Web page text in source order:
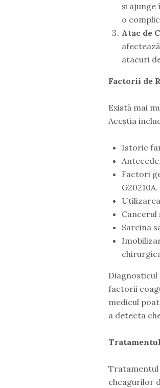
și ajunge
o
Atac de
atacuri
Factorii de
Există mai
Aceștia
Istoric
Factori
G20210A.
Cancerul
Sarcina
factorii
medicul
a detecta
Tratamentul
cheagurilor